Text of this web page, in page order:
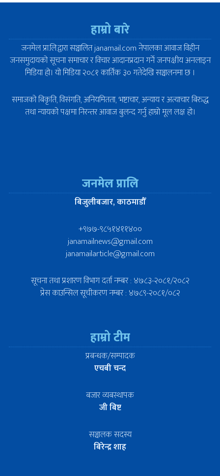
हाम्रो बारे
जनमेल प्रा.लि.द्वारा सञ्चालित janamail.com नेपालका आवाज विहीन
जनसमुदायको सूचना समाचार र विचार आदानप्रदान गर्ने जनपक्षीय अनलाइन
मिडिया हो। यो मिडिया २०८१ कार्तिक ३० गतेदेखि सञ्चालनमा छ ।
समाजको बिकृति, विसंगति, अनियमितता, भष्टाचार, अन्याय र अत्याचार बिरुद्ध
तथा न्यायको पक्षमा निरन्तर आवाज बुलन्द गर्नु हाम्रो मूल लक्ष हो।
जनमेल प्रालि
बिजुलीबजार, काठमाडौँ
+९७७-९८५१४११४००
janamailnews@gmail.com
janamailarticle@gmail.com
सूचना तथा प्रशारण विभाग दर्ता नम्बर : ४७८३-२०८१/२०८२
प्रेस काउन्सिल सूचीकरण नम्बर : ४७८९-२०८१/०८२
हाम्रो टीम
प्रबन्धक/सम्पादक
एचबी चन्द
बजार व्यबस्थापक
जी बिष्ट
सञ्चालक सदस्य
बिरेन्द्र शाह